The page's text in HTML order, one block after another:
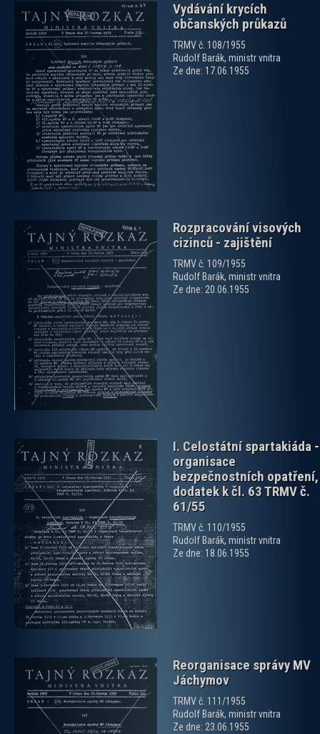
Vydávání krycích
občanských průkazů
TRMV č. 108/1955
Rudolf Barák, ministr vnitra
Ze dne: 17.06.1955
Rozpracování visových
cizinců - zajištění
TRMV č. 109/1955
Rudolf Barák, ministr vnitra
Ze dne: 20.06.1955
zobrazit PDF dokument
I. Celostátní spartakiáda -
organisace
bezpečnostních opatření,
dodatek k čl. 63 TRMV č.
61/55
TRMV č. 110/1955
Rudolf Barák, ministr vnitra
Ze dne: 18.06.1955
zobrazit PDF dokument
Reorganisace správy MV
Jáchymov
TRMV č. 111/1955
Rudolf Barák, ministr vnitra
Ze dne: 23.06.1955
zobrazit PDF dokument